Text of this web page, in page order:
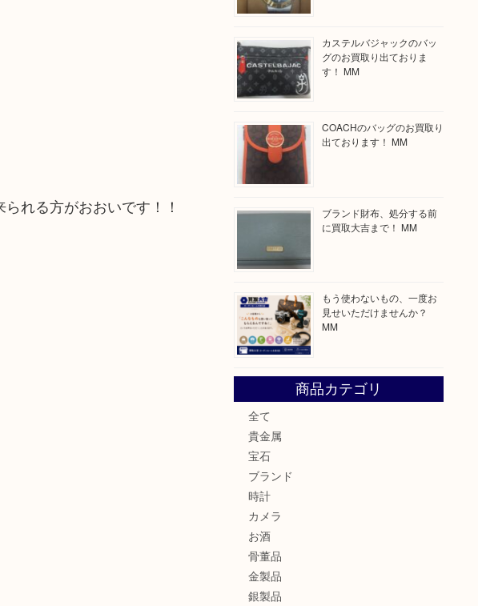
れる方がおおいです！！
カステルバジャックのバッ
グのお買取り出ておりま
す！ MM
COACHのバッグのお買取り
出ております！ MM
ブランド財布、処分する前
に買取大吉まで！ MM
もう使わないもの、一度お
見せいただけませんか？
MM
商品カテゴリ
全て
貴金属
宝石
ブランド
時計
カメラ
お酒
骨董品
金製品
銀製品